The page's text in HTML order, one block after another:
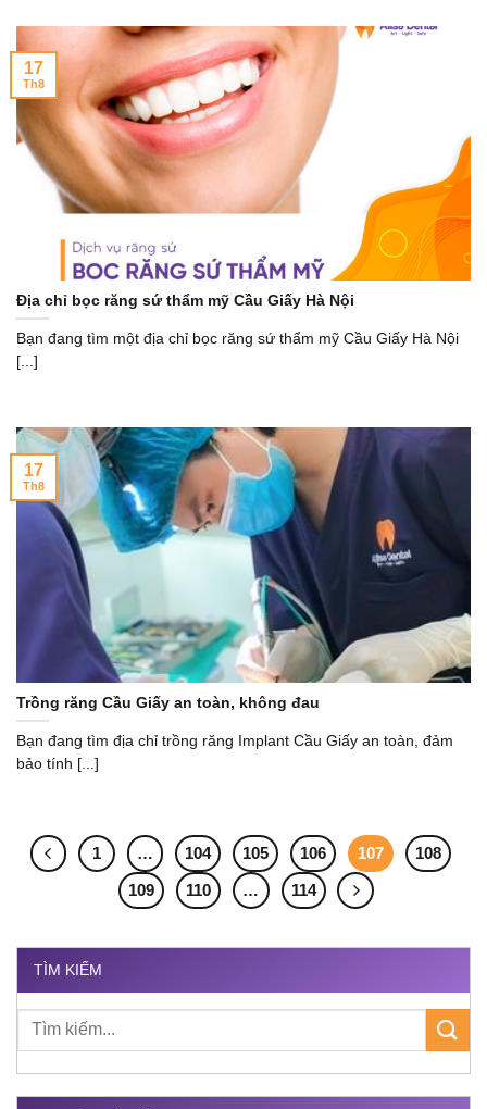
Địa chỉ bọc răng sứ thẩm mỹ Cầu Giấy Hà Nội
Bạn đang tìm một địa chỉ bọc răng sứ thẩm mỹ Cầu Giấy Hà Nội
[...]
17
Th8
Trồng răng Cầu Giấy an toàn, không đau
Bạn đang tìm địa chỉ trồng răng Implant Cầu Giấy an toàn, đảm
bảo tính [...]
17
Th8
1 … 104 105 106 107
108
109
110 … 114
TÌM KIẾM